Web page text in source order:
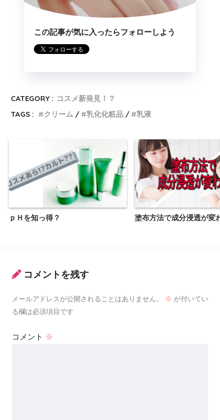
この記事が気に入ったらフォローしよう
CATEGORY : コスメ新発見！？
TAGS :
クリーム 乳化化粧品 乳液
ｐＨを知っ得？ 塗布方法で成分浸透が変
コメントを残す
メールアドレスが公開されることはありません。 ※ が付いてい
る欄は必須項目です
コメント ※